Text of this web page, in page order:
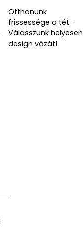
Otthonunk
frissessége a tét -
Válasszunk helyesen
design vázát!